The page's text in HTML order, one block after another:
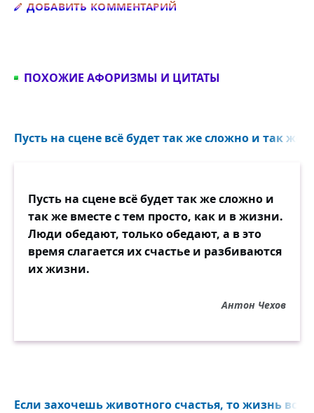
ДОБАВИТЬ КОММЕНТАРИЙ
ПОХОЖИЕ АФОРИЗМЫ И ЦИТАТЫ
Пусть на сцене всё будет так же сложно и так же
Пусть на сцене всё будет так же сложно и
так же вместе с тем просто, как и в жизни.
Люди обедают, только обедают, а в это
время слагается их счастье и разбиваются
их жизни.
Антон Чехов
Если захочешь животного счастья, то жизнь всё